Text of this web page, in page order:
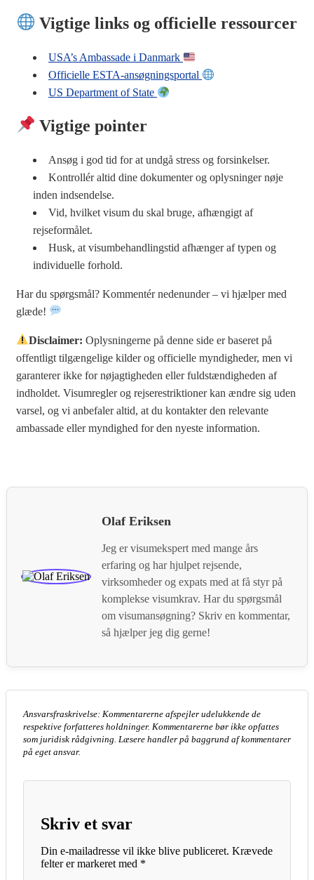
Vigtige links og officielle ressourcer
USA’s Ambassade i Danmark
Officielle ESTA-ansøgningsportal
US Department of State
Vigtige pointer
Ansøg i god tid for at undgå stress og forsinkelser.
Kontrollér altid dine dokumenter og oplysninger nøje
inden indsendelse.
Vid, hvilket visum du skal bruge, afhængigt af
rejseformålet.
Husk, at visumbehandlingstid afhænger af typen og
individuelle forhold.
Har du spørgsmål? Kommentér nedenunder – vi hjælper med
glæde!
Disclaimer: Oplysningerne på denne side er baseret på
offentligt tilgængelige kilder og officielle myndigheder, men vi
garanterer ikke for nøjagtigheden eller fuldstændigheden af
indholdet. Visumregler og rejserestriktioner kan ændre sig uden
varsel, og vi anbefaler altid, at du kontakter den relevante
ambassade eller myndighed for den nyeste information.
Olaf Eriksen
Jeg er visumekspert med mange års
erfaring og har hjulpet rejsende,
virksomheder og expats med at få styr på
komplekse visumkrav. Har du spørgsmål
om visumansøgning? Skriv en kommentar,
så hjælper jeg dig gerne!
Skriv et svar
Din e-mailadresse vil ikke blive publiceret. Krævede
felter er markeret med *
Ansvarsfraskrivelse: Kommentarerne afspejler udelukkende de
respektive forfatteres holdninger. Kommentarerne bør ikke opfattes
som juridisk rådgivning. Læsere handler på baggrund af kommentarer
på eget ansvar.